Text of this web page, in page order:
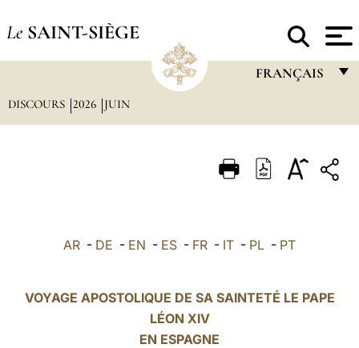
Le SAINT-SIÈGE
FRANÇAIS
ITALIANO
POLSKI
DISCOURS 2026 JUIN
AR - DE - EN - ES - FR - IT - PL - PT
VOYAGE APOSTOLIQUE DE SA SAINTETÉ LE PAPE
LÉON XIV
EN ESPAGNE